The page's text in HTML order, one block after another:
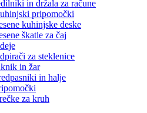
in držala za račune
pripomočki
kuhinjske deske
škatle za čaj
za steklenice
in žar
in halje
za kruh